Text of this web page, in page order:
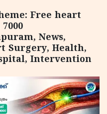
Free heart
News,
Surgery, Health,
Intervention